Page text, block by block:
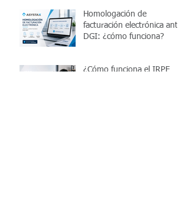
Homologación de
facturación electrónica ante
DGI: ¿cómo funciona?
¿Cómo funciona el IRPF